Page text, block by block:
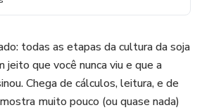
todas as etapas da cultura da soja
jeito que você nunca viu e que a
Chega de cálculos, leitura, e de
muito pouco (ou quase nada)